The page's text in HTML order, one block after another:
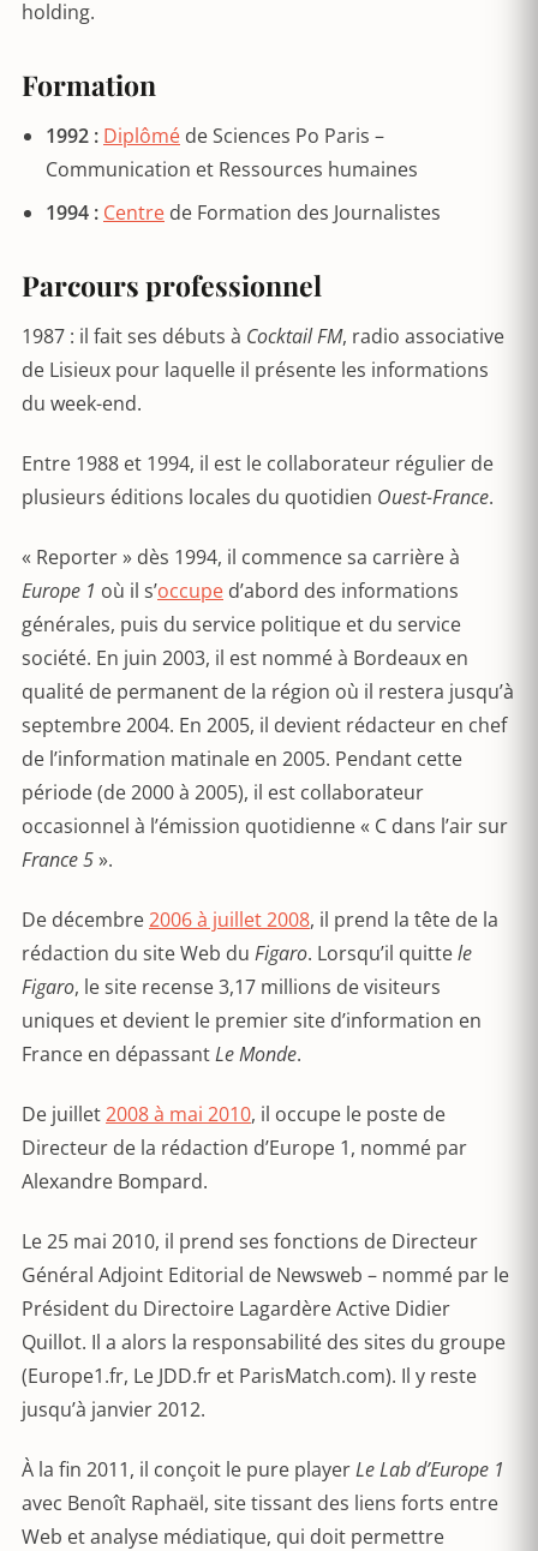
holding.
Formation
1992 : Diplômé de Sciences Po Paris –
Communication et Ressources humaines
1994 : Centre de Formation des Journalistes
Parcours professionnel
1987 : il fait ses débuts à Cocktail FM, radio associative
de Lisieux pour laquelle il présente les informations
du week-end.
Entre 1988 et 1994, il est le collaborateur régulier de
plusieurs éditions locales du quotidien Ouest-France.
« Reporter » dès 1994, il commence sa carrière à
Europe 1 où il s’occupe d’abord des informations
générales, puis du service politique et du service
société. En juin 2003, il est nommé à Bordeaux en
qualité de permanent de la région où il restera jusqu’à
septembre 2004. En 2005, il devient rédacteur en chef
de l’information matinale en 2005. Pendant cette
période (de 2000 à 2005), il est collaborateur
occasionnel à l’émission quotidienne « C dans l’air sur
France 5».
De décembre2006 à juillet 2008, il prend la tête de la
rédaction du site Web du Figaro. Lorsqu’il quittele
Figaro, le site recense 3,17 millions de visiteurs
uniques et devient le premier site d’information en
France en dépassantLe Monde.
De juillet2008 à mai 2010, il occupe le poste de
Directeur de la rédaction d’Europe 1, nommé par
Alexandre Bompard.
Le 25 mai 2010, il prend ses fonctions de Directeur
Général Adjoint Editorial de Newsweb – nommé par le
Président du Directoire Lagardère Active Didier
Quillot. Il a alors la responsabilité des sites du groupe
(Europe1.fr, Le JDD.fr et ParisMatch.com). Il y reste
jusqu’à janvier 2012.
À la fin 2011, il conçoit le pure playerLe Lab d’Europe 1
avec Benoît Raphaël, site tissant des liens forts entre
Web et analyse médiatique, qui doit permettre